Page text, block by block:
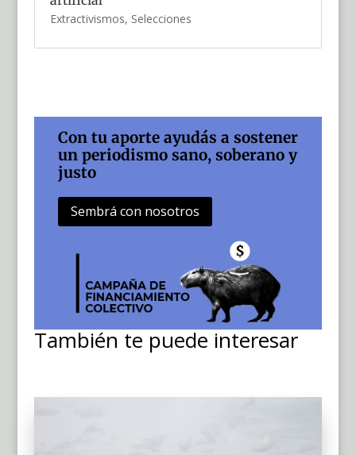
Extractivismos, Selecciones
Con tu aporte ayudás a sostener
un periodismo sano, soberano y
justo
Sembrá con nosotros
También te puede interesar